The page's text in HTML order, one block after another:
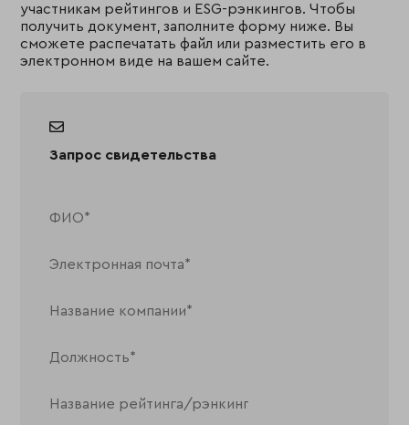
участникам рейтингов и ESG-рэнкингов. Чтобы
получить документ, заполните форму ниже. Вы
сможете распечатать файл или разместить его в
электронном виде на вашем сайте.
Запрос свидетельства